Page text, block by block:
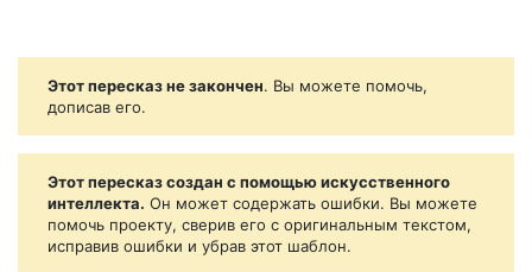
Этот пересказ не закончен. Вы можете помочь,
дописав его.
Этот пересказ создан с помощью искусственного
интеллекта. Он может содержать ошибки. Вы можете
помочь проекту, сверив его с оригинальным текстом,
исправив ошибки и убрав этот шаблон.